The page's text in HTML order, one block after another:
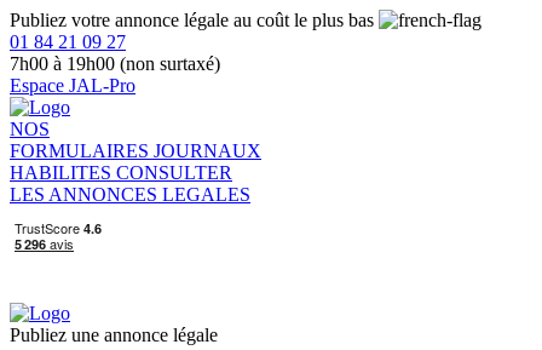
Publiez votre annonce légale au coût le plus bas
01 84 21 09 27
7h00 à 19h00 (non surtaxé)
Espace JAL-Pro
NOS
FORMULAIRES JOURNAUX
HABILITES CONSULTER
LES ANNONCES LEGALES
Publiez une annonce légale